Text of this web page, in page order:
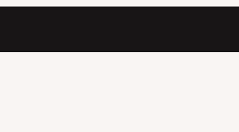
in JavaScript